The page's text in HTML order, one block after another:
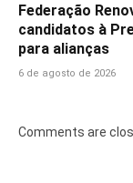
Federação
candidatos à
para alianças
6 de agosto de 2026
Comments are